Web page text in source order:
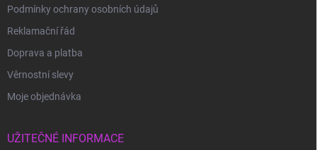
Podmínky ochrany osobních údajů
Reklamační řád
Doprava a platba
Věrnostní slevy
Moje objednávka
UŽITEČNÉ INFORMACE